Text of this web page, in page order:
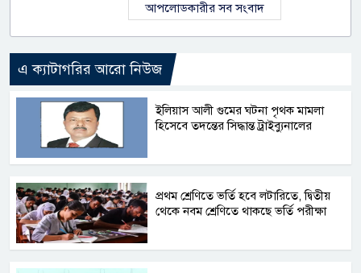
আপলোডকারীর সব সংবাদ
এ ক্যাটাগরির আরো নিউজ
ইলিয়াস আলী গুমের ঘটনা পৃথক মামলা
হিসেবে তদন্তের সিদ্ধান্ত ট্রাইব্যুনালের
প্রথম শ্রেণিতে ভর্তি হবে লটারিতে, দ্বিতীয়
থেকে নবম শ্রেণিতে থাকছে ভর্তি পরীক্ষা